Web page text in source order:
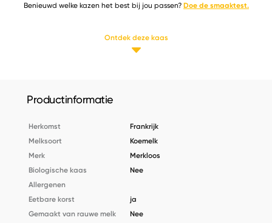
Benieuwd welke kazen het best bij jou passen? Doe de smaaktest.
Ontdek deze kaas
Productinformatie
Herkomst
Frankrijk
Melksoort
Koemelk
Merk
Merkloos
Biologische kaas
Nee
Allergenen
Eetbare korst
ja
Gemaakt van rauwe melk
Nee